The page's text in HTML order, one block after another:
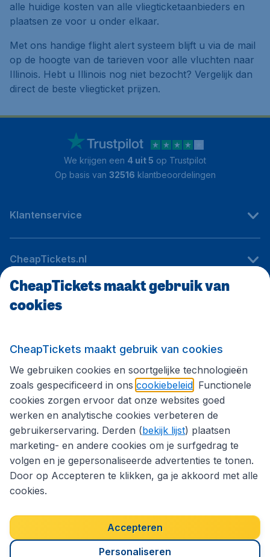
alle huidige kosten van alle vliegticketaanbieders en
plaatsen ze voor u onder elkaar.
Met ons handige flight alert systeem blijft u via de mail
op de hoogte van de tarieven voor alle vluchten naar
Illinois. Hebt u Illinois nog niet bezocht? Vergelijk dan
direct de beste vliegticket prijzen.
We krijgen een 4 uit 5 op Trustpilot
Op basis van 32516 klantbeoordelingen
Klantenservice
CheapTickets.nl
Internationale sites
Volg CheapTickets.nl
Privacybeleid
Copyright © 2026
CheapTickets maakt gebruik van
cookies
CheapTickets maakt gebruik van cookies
We gebruiken cookies en soortgelijke technologieën
zoals gespecificeerd in ons cookiebeleid . Functionele
cookies zorgen ervoor dat onze websites goed
werken en analytische cookies verbeteren de
gebruikerservaring. Derden (bekijk lijst) plaatsen
marketing- en andere cookies om je surfgedrag te
volgen en je gepersonaliseerde advertenties te tonen.
Door op Accepteren te klikken, ga je akkoord met alle
cookies.
Accepteren
Personaliseren